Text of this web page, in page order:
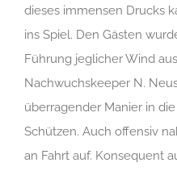
dieses immensen Drucks
ins Spiel. Den Gästen
Führung jeglicher Wind
Nachwuchskeeper N.
überragender Manier in
Schützen. Auch offensiv
an Fahrt auf. Konsequent